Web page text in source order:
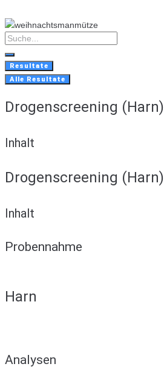
to
content
Search
...
Resultate
Alle Resultate
Drogenscreening (Harn)
Inhalt
Drogenscreening (Harn)
Inhalt
Probennahme
Harn
Analysen